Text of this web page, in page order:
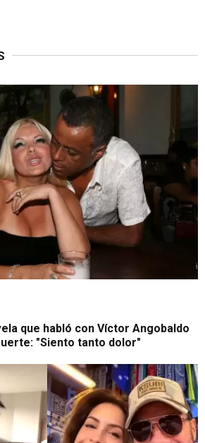
que habló con Víctor Angobaldo
"Siento tanto dolor"